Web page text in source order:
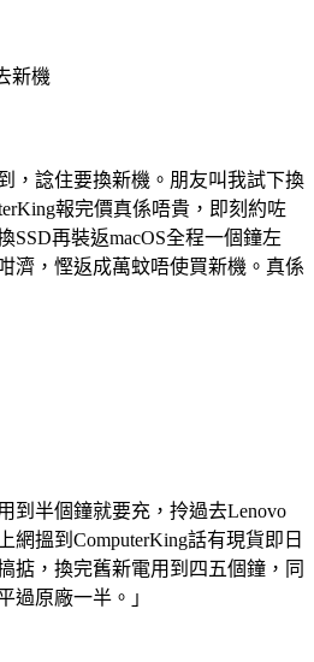
新機
，諗住要換新機。朋友叫我試下換
報完價真係唔貴，即刻約咗
SSD再裝返macOS全程一個鐘左
濟，慳返成萬蚊唔使買新機。真係
到半個鐘就要充，拎過去Lenovo
網搵到ComputerKing話有現貨即日
掂，換完舊新電用到四五個鐘，同
過原廠一半。 」